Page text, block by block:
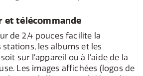
et télécommande
de 2,4 pouces facilite la
les albums et les
sur l'appareil ou à l'aide de la
Les images affichées (logos de